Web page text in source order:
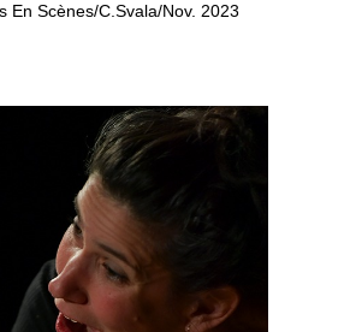
En Scènes/C.Svala/Nov. 2023